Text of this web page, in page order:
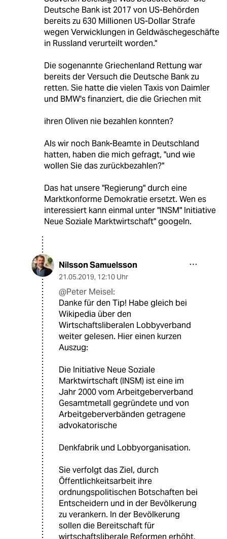
Deutsche Bank ist 2017 von US-Behörden
bereits zu 630 Millionen US-Dollar Strafe
wegen Verwicklungen in Geldwäschegeschäfte
in Russland verurteilt worden."
Die sogenannte Griechenland Rettung war
bereits der Versuch die Deutsche Bank zu
retten. Sie hatte die vielen Taxis von Daimler
und BMW's finanziert, die die Griechen mit
ihren Oliven nie bezahlen konnten?
Als wir noch Bank-Beamte in Deutschland
hatten, haben die mich gefragt, "und wie
wollen Sie das zurückbezahlen?"
Das hat unsere "Regierung" durch eine
Marktkonforme Demokratie ersetzt. Wen es
interessiert kann einmal unter "INSM" Initiative
Neue Soziale Marktwirtschaft" googeln.
Nilsson Samuelsson
21.05.2019, 12:10 Uhr
@Peter Meisel:
Danke für den Tip! Habe gleich bei
Wikipedia über den
Wirtschaftsliberalen Lobbyverband
weiter gelesen. Hier einen kurzen
Auszug:
Die Initiative Neue Soziale
Marktwirtschaft (INSM) ist eine im
Jahr 2000 vom Arbeitgeberverband
Gesamtmetall gegründete und von
Arbeitgeberverbänden getragene
advokatorische
Denkfabrik und Lobbyorganisation.
Sie verfolgt das Ziel, durch
Öffentlichkeitsarbeit ihre
ordnungspolitischen Botschaften bei
Entscheidern und in der Bevölkerung
zu verankern. In der Bevölkerung
sollen die Bereitschaft für
wirtschaftsliberale Reformen erhöht,